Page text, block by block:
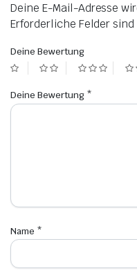
Deine E-Mail-Adresse
Erforderliche Felder
Deine Bewertung
Deine Bewertung *
Name *